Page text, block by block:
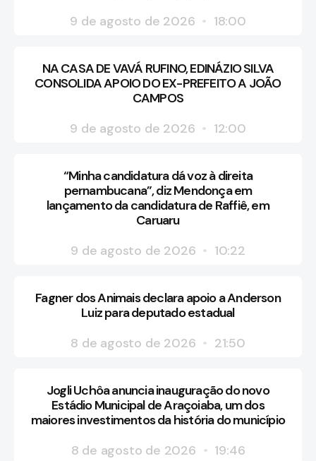
9 de agosto de 2026
18:00
NA CASA DE VAVÁ RUFINO, EDINÁZIO SILVA
CONSOLIDA APOIO DO EX-PREFEITO A JOÃO
CAMPOS
9 de agosto de 2026
12:00
“Minha candidatura dá voz à direita
pernambucana”, diz Mendonça em
lançamento da candidatura de Raffiê, em
Caruaru
9 de agosto de 2026
10:22
Fagner dos Animais declara apoio a Anderson
Luiz para deputado estadual
8 de agosto de 2026
21:50
Jogli Uchôa anuncia inauguração do novo
Estádio Municipal de Araçoiaba, um dos
maiores investimentos da história do município
8 de agosto de 2026
19:46